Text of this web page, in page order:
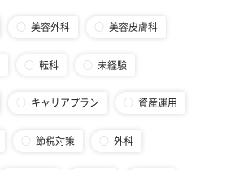
美容外科 美容皮膚科
転科 未経験
キャリアプラン 資産運用
節税対策 外科